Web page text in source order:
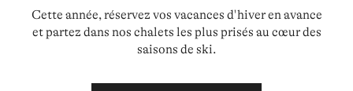
Cette année, réservez vos vacances d'hiver en avance
et partez dans nos chalets les plus prisés au cœur des
saisons de ski.